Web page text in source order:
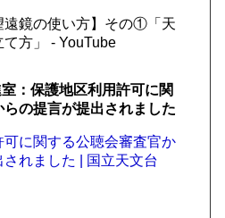
遠鏡の使い方】その①「天
方」 - YouTube
：保護地区利用許可に関
の提言が提出されました
に関する公聴会審査官か
れました | 国立天文台